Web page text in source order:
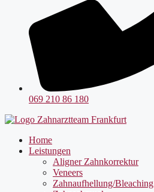
069 210 86 180
Home
Leistungen
Aligner Zahnkorrektur
Veneers
Zahnaufhellung/Bleaching